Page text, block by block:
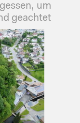
um
geachtet